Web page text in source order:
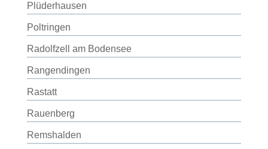
Plüderhausen
Poltringen
Radolfzell am Bodensee
Rangendingen
Rastatt
Rauenberg
Remshalden